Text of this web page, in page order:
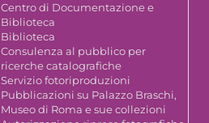
Centro di Documentazione e
Biblioteca
Biblioteca
Consulenza al pubblico per
ricerche catalografiche
Servizio fotoriproduzioni
Pubblicazioni su Palazzo Braschi,
Museo di Roma e sue collezioni